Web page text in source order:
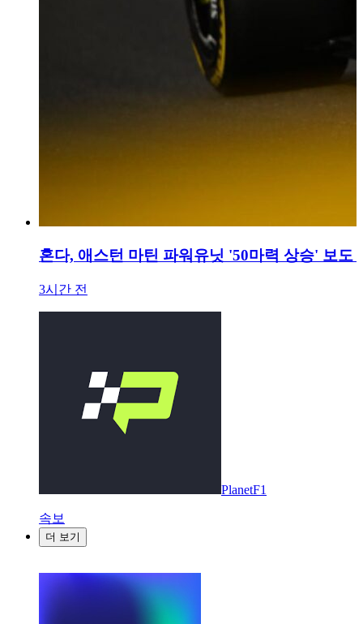
혼다, 애스턴 마틴 파워유닛 '50마력 상승' 보도
3시간 전
PlanetF1
속보
더 보기